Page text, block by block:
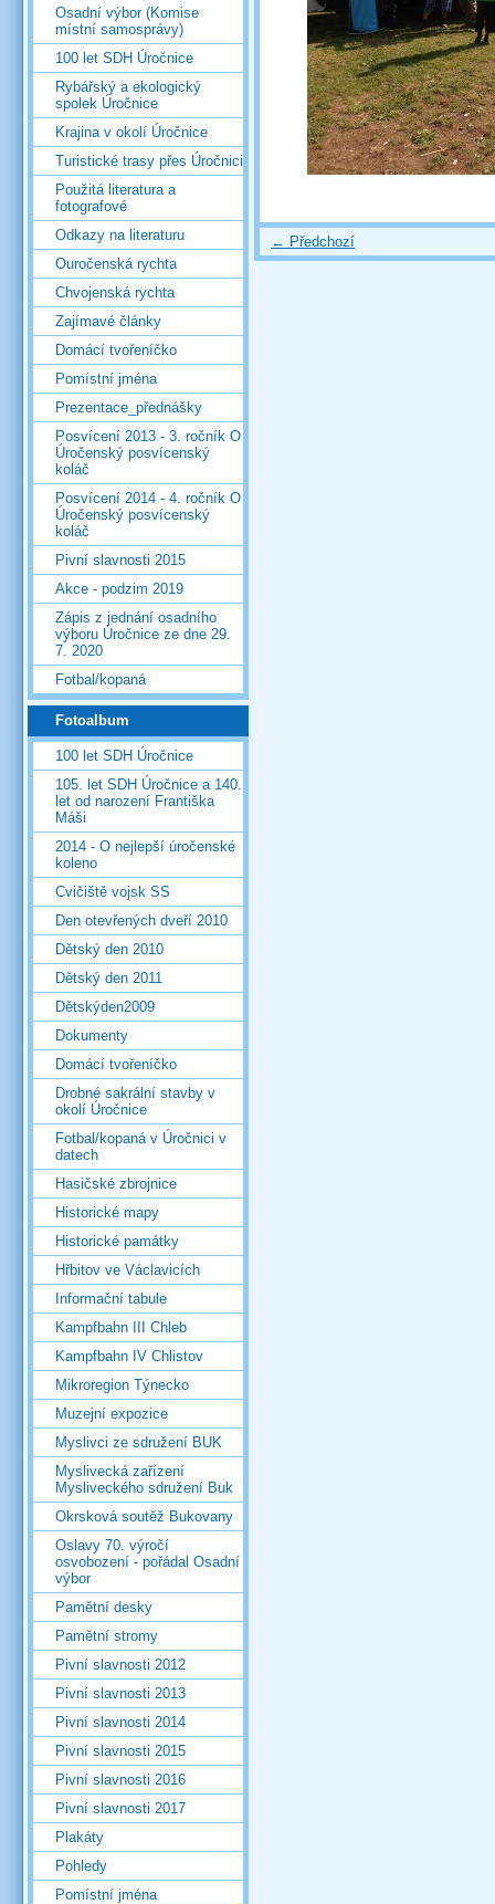
← Předchozí
Osadní výbor (Komise
místní samosprávy)
100 let SDH Úročnice
Rybářský a ekologický
spolek Úročnice
Krajina v okolí Úročnice
Turistické trasy přes Úročnici
Použitá literatura a
fotografové
Odkazy na literaturu
Ouročenská rychta
Chvojenská rychta
Zajímavé články
Domácí tvořeníčko
Pomístní jména
Prezentace_přednášky
Posvícení 2013 - 3. ročník O
Úročenský posvícenský
koláč
Posvícení 2014 - 4. ročník O
Úročenský posvícenský
koláč
Pivní slavnosti 2015
Akce - podzim 2019
Zápis z jednání osadního
výboru Úročnice ze dne 29.
7. 2020
Fotbal/kopaná
Fotoalbum
100 let SDH Úročnice
105. let SDH Úročnice a 140.
let od narození Františka
Máši
2014 - O nejlepší úročenské
koleno
Cvičiště vojsk SS
Den otevřených dveří 2010
Dětský den 2010
Dětský den 2011
Dětskýden2009
Dokumenty
Domácí tvořeníčko
Drobné sakrální stavby v
okolí Úročnice
Fotbal/kopaná v Úročnici v
datech
Hasičské zbrojnice
Historické mapy
Historické památky
Hřbitov ve Václavicích
Informační tabule
Kampfbahn III Chleb
Kampfbahn IV Chlistov
Mikroregion Týnecko
Muzejní expozice
Myslivci ze sdružení BUK
Myslivecká zařízení
Mysliveckého sdružení Buk
Okrsková soutěž Bukovany
Oslavy 70. výročí
osvobození - pořádal Osadní
výbor
Pamětní desky
Pamětní stromy
Pivní slavnosti 2012
Pivní slavnosti 2013
Pivní slavnosti 2014
Pivní slavnosti 2015
Pivní slavnosti 2016
Pivní slavnosti 2017
Plakáty
Pohledy
Pomístní jména